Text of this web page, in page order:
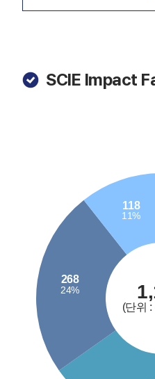
SCIE Impact